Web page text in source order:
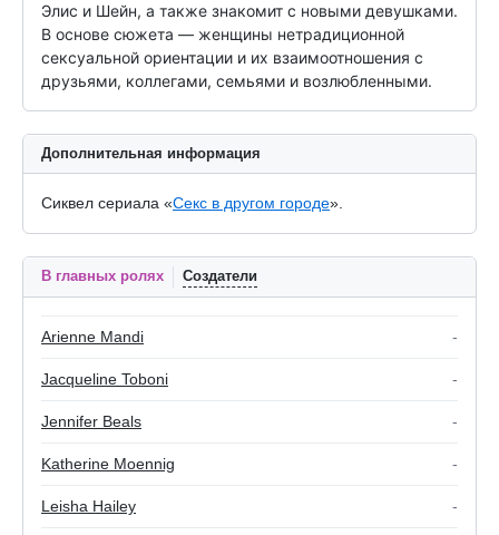
Элис и Шейн, а также знакомит с новыми девушками.
В основе сюжета — женщины нетрадиционной
сексуальной ориентации и их взаимоотношения с
друзьями, коллегами, семьями и возлюбленными.
Дополнительная информация
Сиквел сериала «Секс в другом городе».
В главных ролях Создатели
Arienne Mandi -
Jacqueline Toboni -
Jennifer Beals -
Katherine Moennig -
Leisha Hailey -